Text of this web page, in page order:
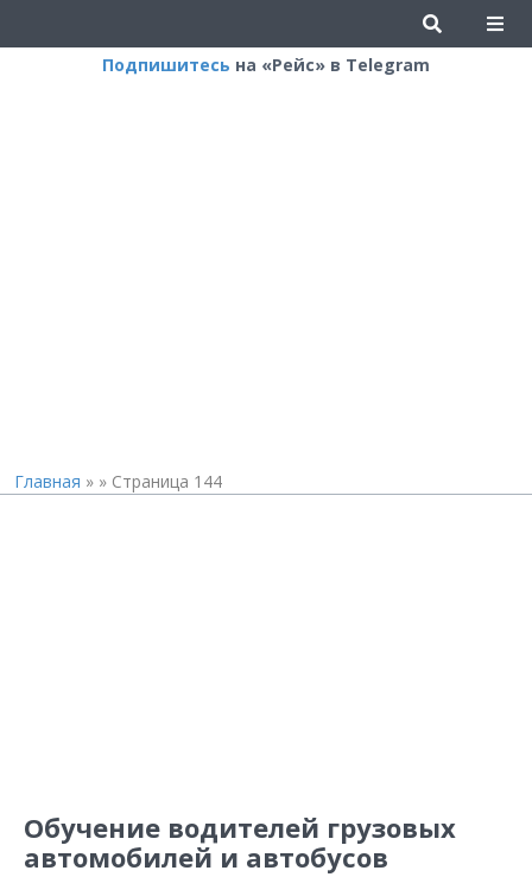
Подпишитесь на «Рейс» в Telegram
Главная » » Страница 144
Обучение водителей грузовых
автомобилей и автобусов